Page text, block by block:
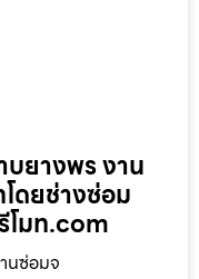
บยางพร งาน
ดยช่างซ่อม
โมท.com
นซ่อมจ